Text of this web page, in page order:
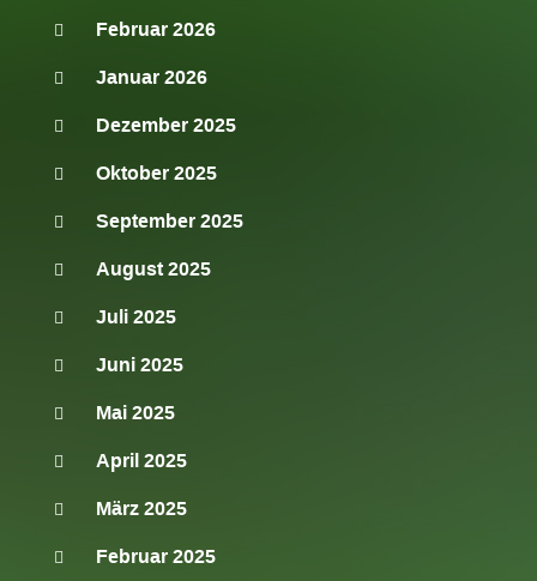
Februar 2026
Januar 2026
Dezember 2025
Oktober 2025
September 2025
August 2025
Juli 2025
Juni 2025
Mai 2025
April 2025
März 2025
Februar 2025